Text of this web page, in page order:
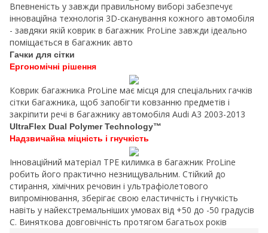
Впевненість у завжди правильному виборі забезпечує
інноваційна технологія 3D-сканування кожного автомобіля
- завдяки якій коврик в багажник ProLine завжди ідеально
поміщається в багажник авто
Гачки для сітки
Ергономічні рішення
Коврик багажника ProLine має місця для спеціальних гачків
сітки багажника, щоб запобігти ковзанню предметів і
закріпити речі в багажнику автомобіля Audi A3 2003-2013
UltraFlex Dual Polymer Technology™
Надзвичайна міцність і гнучкість
Інноваційний матеріал TPE килимка в багажник ProLine
робить його практично незнищувальним. Стійкий до
стирання, хімічних речовин і ультрафіолетового
випромінювання, зберігає свою еластичність і гнучкість
навіть у найекстремальніших умовах від +50 до -50 градусів
C. Виняткова довговічність протягом багатьох років